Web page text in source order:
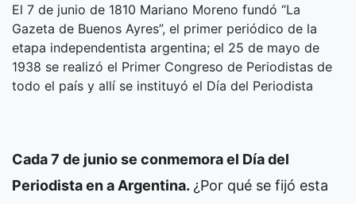
El 7 de junio de 1810 Mariano Moreno fundó “La
Gazeta de Buenos Ayres”, el primer periódico de la
etapa independentista argentina; el 25 de mayo de
1938 se realizó el Primer Congreso de Periodistas de
todo el país y allí se instituyó el Día del Periodista
Cada 7 de junio se conmemora el Día del
Periodista en a Argentina. ¿Por qué se fijó esta